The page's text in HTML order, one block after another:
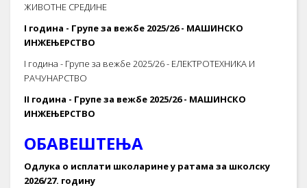
ЖИВОТНЕ СРЕДИНЕ
I година - Групе за вежбе 2025/26 - МАШИНСКО
ИНЖЕЊЕРСТВО
I година - Групе за вежбе 2025/26 - ЕЛЕКТРОТЕХНИКА И
РАЧУНАРСТВО
II година - Групе за вежбе 2025/26 - МАШИНСКО
ИНЖЕЊЕРСТВО
ОБАВЕШТЕЊА
Одлука о исплати школарине у ратама за школску
2026/27. годину